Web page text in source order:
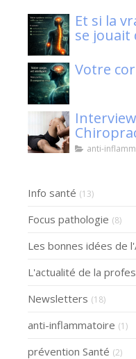
Et si la
se jouait
nerveux ?
Votre
Interview de Vincent
Klaser.
anti-
Info santé (13)
Focus pathologie (8)
Les bonnes idées de
L'actualité de la
Newsletters (18)
anti-inflammatoire (1)
prévention Santé (2)